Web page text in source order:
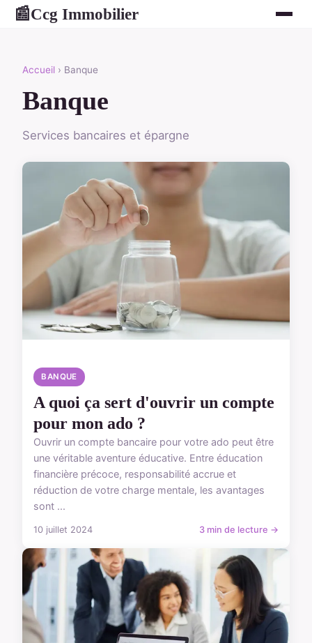
📰Ccg Immobilier
Accueil › Banque
Banque
Services bancaires et épargne
BANQUE
A quoi ça sert d'ouvrir un compte
pour mon ado ?
Ouvrir un compte bancaire pour votre ado peut être
une véritable aventure éducative. Entre éducation
financière précoce, responsabilité accrue et
réduction de votre charge mentale, les avantages
sont ...
10 juillet 2024 3 min de lecture →